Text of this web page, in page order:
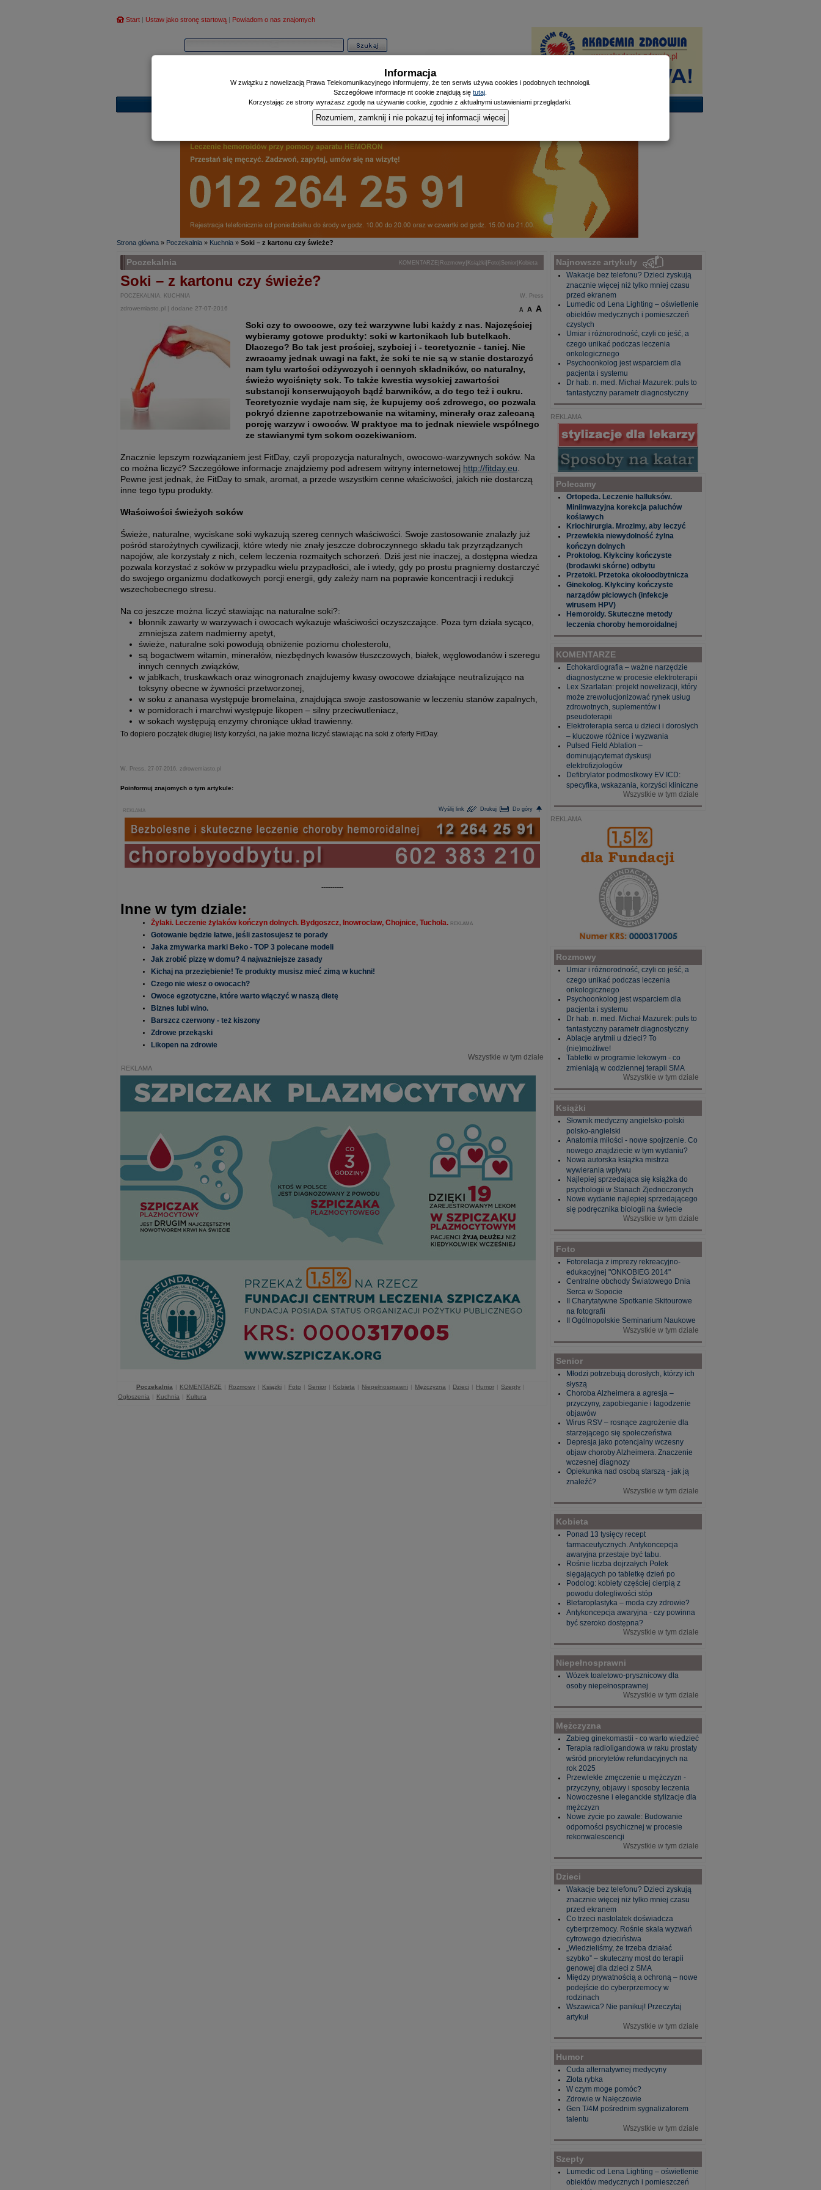
Start | Ustaw jako stronę startową | Powiadom o nas znajomych
Informator|Poczekalnia|Zdrowy Mieszczanin|Doniesienia Listonosza
Strona główna » Poczekalnia » Kuchnia » Soki – z kartonu czy świeże?
Poczekalnia KOMENTARZE | Rozmowy | Książki | Foto| Senior| Kobieta
Soki – z kartonu czy świeże?
POCZEKALNIA. KUCHNIA W. Press
zdrowemiasto.pl | dodane 27-07-2016 A A
A
Soki czy to owocowe, czy też warzywne lubi każdy z nas. Najczęściej
wybieramy gotowe produkty: soki w kartonikach lub butelkach.
Dlaczego? Bo tak jest prościej, szybciej i - teoretycznie - taniej. Nie
zwracamy jednak uwagi na fakt, że soki te nie są w stanie dostarczyć
nam tylu wartości odżywczych i cennych składników, co naturalny,
świeżo wyciśnięty sok. To także kwestia wysokiej zawartości
substancji konserwujących bądź barwników, a do tego też i cukru.
Teoretycznie wydaje nam się, że kupujemy coś zdrowego, co pozwala
pokryć dzienne zapotrzebowanie na witaminy, minerały oraz zalecaną
porcję warzyw i owoców. W praktyce ma to jednak niewiele wspólnego
ze stawianymi tym sokom oczekiwaniom.
Znacznie lepszym rozwiązaniem jest FitDay, czyli propozycja naturalnych, owocowo-warzywnych soków. Na
co można liczyć? Szczegółowe informacje znajdziemy pod adresem witryny internetowej http://fitday.eu
Pewne jest jednak, że FitDay to smak, aromat, a przede wszystkim cenne właściwości, jakich nie dostarczą
inne tego typu produkty.
Właściwości świeżych soków
Świeże, naturalne, wyciskane soki wykazują szereg cennych właściwości. Swoje zastosowanie znalazły już
pośród starożytnych cywilizacji, które wtedy nie znały jeszcze dobroczynnego składu tak przyrządzanych
napojów, ale korzystały z nich, celem leczenia rozmaitych schorzeń. Dziś jest nie inaczej, a dostępna wiedza
pozwala korzystać z soków w przypadku wielu przypadłości, ale i wtedy, gdy po prostu pragniemy dostarczyć
do swojego organizmu dodatkowych porcji energii, gdy zależy nam na poprawie koncentracji i redukcji
wszechobecnego stresu.
Na co jeszcze można liczyć stawiając na naturalne soki?:
błonnik zawarty w warzywach i owocach wykazuje właściwości oczyszczające. Poza tym działa sycąco,
zmniejsza zatem nadmierny apetyt,
świeże, naturalne soki powodują obniżenie poziomu cholesterolu,
są bogactwem witamin, minerałów, niezbędnych kwasów tłuszczowych, białek, węglowodanów i szeregu
innych cennych związków,
w jabłkach, truskawkach oraz winogronach znajdujemy kwasy owocowe działające neutralizująco na
toksyny obecne w żywności przetworzonej,
w soku z ananasa występuje bromelaina, znajdująca swoje zastosowanie w leczeniu stanów zapalnych,
w pomidorach i marchwi występuje likopen – silny przeciwutleniacz,
w sokach występują enzymy chroniące układ trawienny.
To dopiero początek długiej listy korzyści, na jakie można liczyć stawiając na soki z oferty FitDay.
W. Press, 27-07-2016, zdrowemiasto.pl
Poinformuj znajomych o tym artykule:
Wyślij link Drukuj Do góry
REKLAMA
------------
Inne w tym dziale:
Żylaki. Leczenie żylaków kończyn dolnych. Bydgoszcz, Inowrocław, Chojnice, Tuchola. REKLAMA
Gotowanie będzie łatwe, jeśli zastosujesz te porady
Jaka zmywarka marki Beko - TOP 3 polecane modeli
Jak zrobić pizzę w domu? 4 najważniejsze zasady
Kichaj na przeziębienie! Te produkty musisz mieć zimą w kuchni!
Czego nie wiesz o owocach?
Owoce egzotyczne, które warto włączyć w naszą dietę
Biznes lubi wino.
Barszcz czerwony - też kiszony
Zdrowe przekąski
Likopen na zdrowie
Wszystkie w tym dziale
REKLAMA
Poczekalnia | KOMENTARZE | Rozmowy | Książki | Foto | Senior | Kobieta | Niepełnosprawni | Mężczyzna | Dzieci | Humor | Szepty |
Ogłoszenia | Kuchnia | Kultura
Najnowsze artykuły
Wakacje bez telefonu? Dzieci zyskują
znacznie więcej niż tylko mniej czasu
przed ekranem
Lumedic od Lena Lighting – oświetlenie
obiektów medycznych i pomieszczeń
czystych
Umiar i różnorodność, czyli co jeść, a
czego unikać podczas leczenia
onkologicznego
Psychoonkolog jest wsparciem dla
pacjenta i systemu
Dr hab. n. med. Michał Mazurek: puls to
fantastyczny parametr diagnostyczny
REKLAMA
Polecamy
Ortopeda. Leczenie halluksów.
Miniinwazyjna korekcja paluchów
koślawych
Kriochirurgia. Mrozimy, aby leczyć
Przewlekła niewydolność żylna
kończyn dolnych
Proktolog. Kłykciny kończyste
(brodawki skórne) odbytu
Przetoki. Przetoka okołoodbytnicza
Ginekolog. Kłykciny kończyste
narządów płciowych (infekcje
wirusem HPV)
Hemoroidy. Skuteczne metody
leczenia choroby hemoroidalnej
KOMENTARZE
Echokardiografia – ważne narzędzie
diagnostyczne w procesie elektroterapii
Lex Szarlatan: projekt nowelizacji, który
może zrewolucjonizować rynek usług
zdrowotnych, suplementów i
pseudoterapii
Elektroterapia serca u dzieci i dorosłych
– kluczowe różnice i wyzwania
Pulsed Field Ablation –
dominującytemat dyskusji
elektrofizjologów
Defibrylator podmostkowy EV ICD:
specyfika, wskazania, korzyści kliniczne
Wszystkie w tym dziale
REKLAMA
Rozmowy
Umiar i różnorodność, czyli co jeść, a
czego unikać podczas leczenia
onkologicznego
Psychoonkolog jest wsparciem dla
pacjenta i systemu
Dr hab. n. med. Michał Mazurek: puls to
fantastyczny parametr diagnostyczny
Ablacje arytmii u dzieci? To
(nie)możliwe!
Tabletki w programie lekowym - co
zmieniają w codziennej terapii SMA
Wszystkie w tym dziale
Książki
Słownik medyczny angielsko-polski
polsko-angielski
Anatomia miłości - nowe spojrzenie. Co
nowego znajdziecie w tym wydaniu?
Nowa autorska książka mistrza
wywierania wpływu
Najlepiej sprzedająca się książka do
psychologii w Stanach Zjednoczonych
Nowe wydanie najlepiej sprzedającego
się podręcznika biologii na świecie
Wszystkie w tym dziale
Foto
Fotorelacja z imprezy rekreacyjno-
edukacyjnej "ONKOBIEG 2014"
Centralne obchody Światowego Dnia
Serca w Sopocie
II Charytatywne Spotkanie Skitourowe
na fotografii
II Ogólnopolskie Seminarium Naukowe
Wszystkie w tym dziale
Senior
Młodzi potrzebują dorosłych, którzy ich
słyszą
Choroba Alzheimera a agresja –
przyczyny, zapobieganie i łagodzenie
objawów
Wirus RSV – rosnące zagrożenie dla
starzejącego się społeczeństwa
Depresja jako potencjalny wczesny
objaw choroby Alzheimera. Znaczenie
wczesnej diagnozy
Opiekunka nad osobą starszą - jak ją
znaleźć?
Wszystkie w tym dziale
Kobieta
Ponad 13 tysięcy recept
farmaceutycznych. Antykoncepcja
awaryjna przestaje być tabu.
Rośnie liczba dojrzałych Polek
sięgających po tabletkę dzień po
Podolog: kobiety częściej cierpią z
powodu dolegliwości stóp
Blefaroplastyka – moda czy zdrowie?
Antykoncepcja awaryjna - czy powinna
być szeroko dostępna?
Wszystkie w tym dziale
Niepełnosprawni
Wózek toaletowo-prysznicowy dla
osoby niepełnosprawnej
Wszystkie w tym dziale
Mężczyzna
Zabieg ginekomastii - co warto wiedzieć
Terapia radioligandowa w raku prostaty
wśród priorytetów refundacyjnych na
rok 2025
Przewlekłe zmęczenie u mężczyzn -
przyczyny, objawy i sposoby leczenia
Nowoczesne i eleganckie stylizacje dla
mężczyzn
Nowe życie po zawale: Budowanie
odporności psychicznej w procesie
rekonwalescencji
Wszystkie w tym dziale
Dzieci
Wakacje bez telefonu? Dzieci zyskują
znacznie więcej niż tylko mniej czasu
przed ekranem
Co trzeci nastolatek doświadcza
cyberprzemocy. Rośnie skala wyzwań
cyfrowego dzieciństwa
„Wiedzieliśmy, że trzeba działać
szybko” – skuteczny most do terapii
genowej dla dzieci z SMA
Między prywatnością a ochroną – nowe
podejście do cyberprzemocy w
rodzinach
Wszawica? Nie panikuj! Przeczytaj
artykuł
Wszystkie w tym dziale
Humor
Cuda alternatywnej medycyny
Złota rybka
W czym moge pomóc?
Zdrowie w Nałęczowie
Gen T/4M pośrednim sygnalizatorem
talentu
Wszystkie w tym dziale
Szepty
Lumedic od Lena Lighting – oświetlenie
obiektów medycznych i pomieszczeń
Informacja
W związku z nowelizacją Prawa Telekomunikacyjnego informujemy, że ten serwis używa cookies i podobnych technologii.
Szczegółowe informacje nt cookie znajdują siętutaj
Korzystając ze strony wyrażasz zgodę na używanie cookie, zgodnie z aktualnymi ustawieniami przeglądarki.
Rozumiem, zamknij i nie pokazuj tej informacji więcej